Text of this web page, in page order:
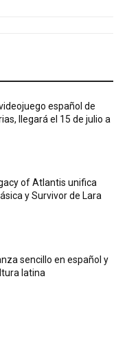
español de
llegará el 15 de julio a
of Atlantis unifica
y Survivor de Lara
sencillo en español y
latina